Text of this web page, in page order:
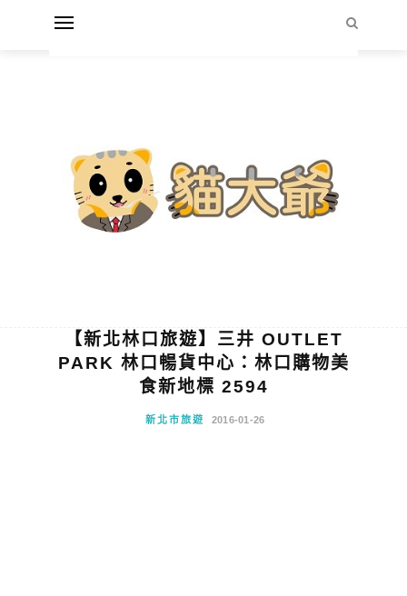
【新北林口旅遊】三井 OUTLET
PARK 林口暢貨中心：林口購物美
食新地標 2594
新北市旅遊 2016-01-26